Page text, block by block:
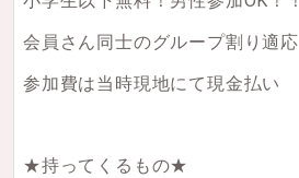
会員さん同士のグループ割り適応
参加費は当時現地にて現金払い
★持ってくるもの★